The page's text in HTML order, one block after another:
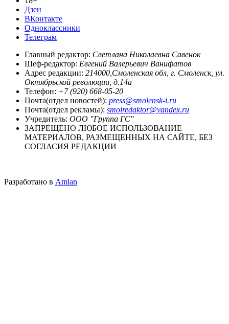
Дзен
ВКонтакте
Одноклассники
Телеграм
Главный редактор: Светлана Николаевна Савенок
Шеф-редактор: Евгений Валерьевич Ванифатов
Адрес редакции: 214000,Смоленская обл, г. Смоленск, ул.
Октябрьской революции, д.14а
Телефон: +7 (920) 668-05-20
Почта(отдел новостей): press@smolensk-i.ru
Почта(отдел рекламы): smolredaktor@yandex.ru
Учредитель: ООО "Группа ГС"
ЗАПРЕЩЕНО ЛЮБОЕ ИСПОЛЬЗОВАНИЕ
МАТЕРИАЛОВ, РАЗМЕЩЕННЫХ НА САЙТЕ, БЕЗ
СОГЛАСИЯ РЕДАКЦИИ
Разработано в Amlan